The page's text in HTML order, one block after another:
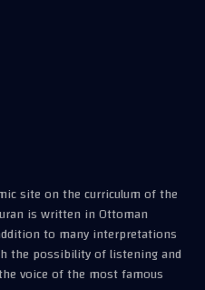
site on the curriculum of the
is written in Ottoman
to many interpretations
the possibility of listening and
voice of the most famous